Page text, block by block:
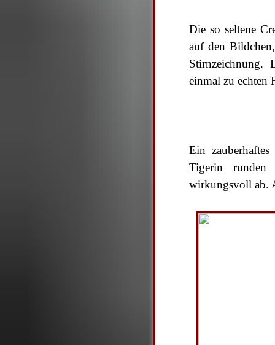
Die so seltene
auf den
Stirnzeichnung.
einmal zu echten
Ein
Tigerin runden
wirkungsvoll ab.